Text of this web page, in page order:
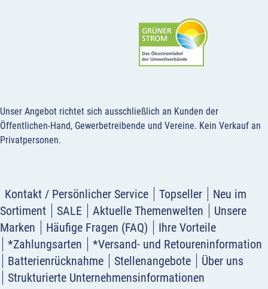
Unser Angebot richtet sich ausschließlich an Kunden der
Öffentlichen-Hand, Gewerbetreibende und Vereine. Kein Verkauf an
Privatpersonen.
Kontakt / Persönlicher Service Topseller
Neu im
Sortiment
SALE Aktuelle Themenwelten
Unsere
Marken
Häufige Fragen (FAQ)
Ihre Vorteile
*Zahlungsarten
*Versand- und Retoureninformation
Batterienrücknahme
Stellenangebote
Über uns
Strukturierte Unternehmensinformationen